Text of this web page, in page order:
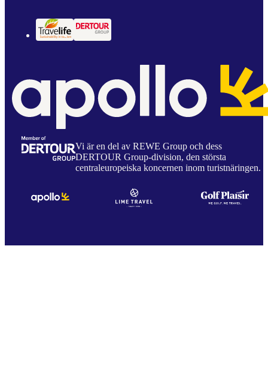
Vi är en del av REWE Group och dess
DERTOUR Group-division, den största
centraleuropeiska koncernen inom turistnäringen.